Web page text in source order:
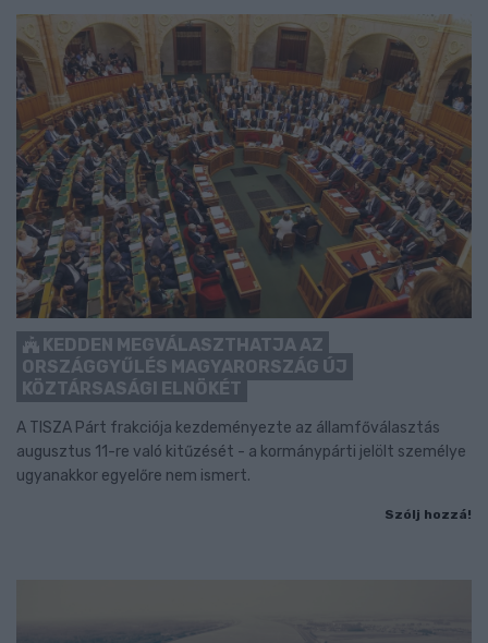
KEDDEN MEGVÁLASZTHATJA AZ
ORSZÁGGYŰLÉS MAGYARORSZÁG ÚJ
KÖZTÁRSASÁGI ELNÖKÉT
A TISZA Párt frakciója kezdeményezte az államfőválasztás
augusztus 11-re való kitűzését - a kormánypárti jelölt személye
ugyanakkor egyelőre nem ismert.
Szólj hozzá!